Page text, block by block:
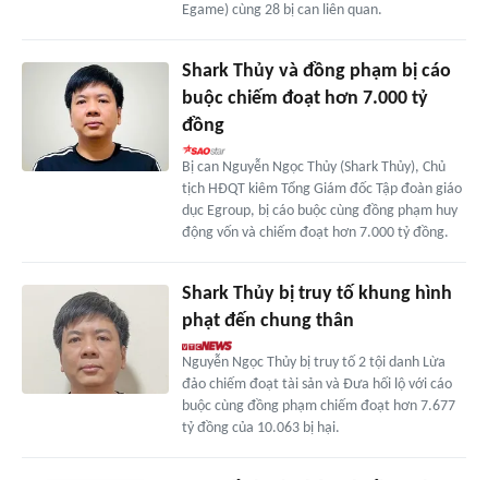
Egame) cùng 28 bị can liên quan.
Shark Thủy và đồng phạm bị cáo
buộc chiếm đoạt hơn 7.000 tỷ
đồng
Bị can Nguyễn Ngọc Thủy (Shark Thủy), Chủ
tịch HĐQT kiêm Tổng Giám đốc Tập đoàn giáo
dục Egroup, bị cáo buộc cùng đồng phạm huy
động vốn và chiếm đoạt hơn 7.000 tỷ đồng.
Shark Thủy bị truy tố khung hình
phạt đến chung thân
Nguyễn Ngọc Thủy bị truy tố 2 tội danh Lừa
đảo chiếm đoạt tài sản và Đưa hối lộ với cáo
buộc cùng đồng phạm chiếm đoạt hơn 7.677
tỷ đồng của 10.063 bị hại.